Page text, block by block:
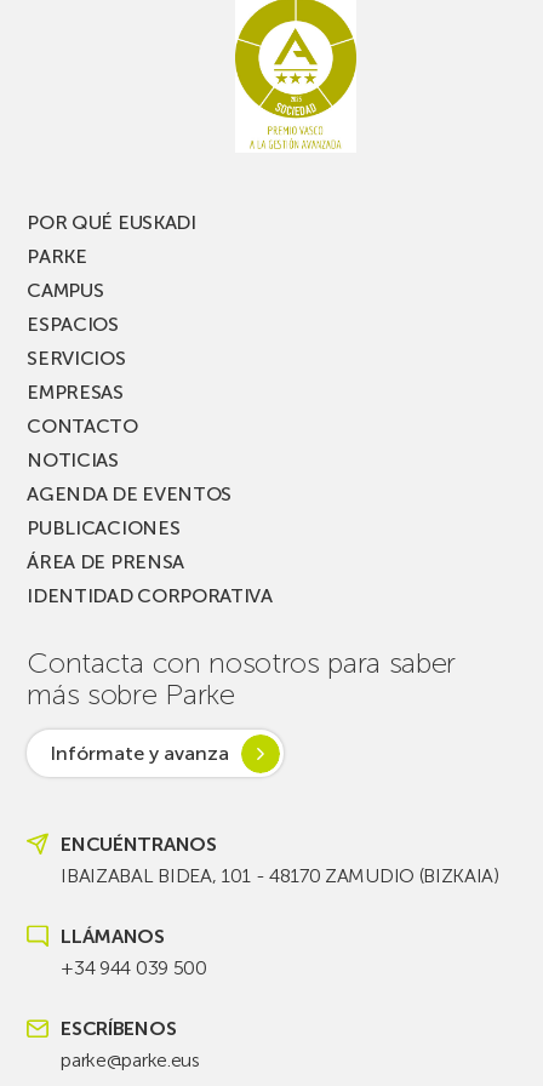
PARKEA
MUSIK
POR QUÉ EUSKADI
PARKE
CAMPUS
ESPACIOS
SERVICIOS
EMPRESAS
CONTACTO
NOTICIAS
AGENDA DE EVENTOS
PUBLICACIONES
ÁREA DE PRENSA
IDENTIDAD CORPORATIVA
Contacta con nosotros para saber
más sobre Parke
Infórmate y avanza
ENCUÉNTRANOS
IBAIZABAL BIDEA, 101 - 48170 ZAMUDIO (BIZKAIA)
LLÁMANOS
+34 944 039 500
ESCRÍBENOS
parke@parke.eus